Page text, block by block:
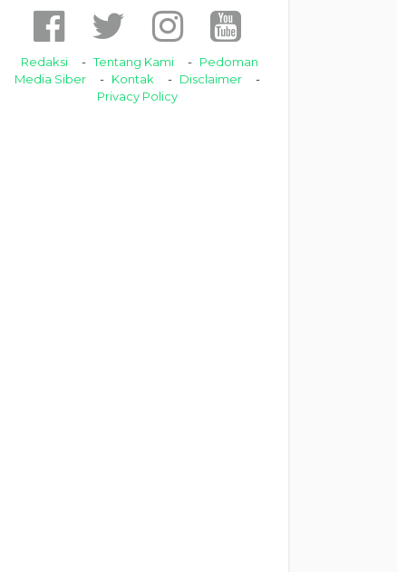
Redaksi Tentang Kami
Pedoman
Media Siber
Kontak
Disclaimer
Privacy Policy